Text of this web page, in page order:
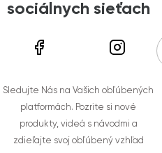
sociálnych sieťach
Sledujte Nás na Vašich obľúbených
platformách. Pozrite si nové
produkty, videá s návodmi a
zdieľajte svoj obľúbený vzhľad